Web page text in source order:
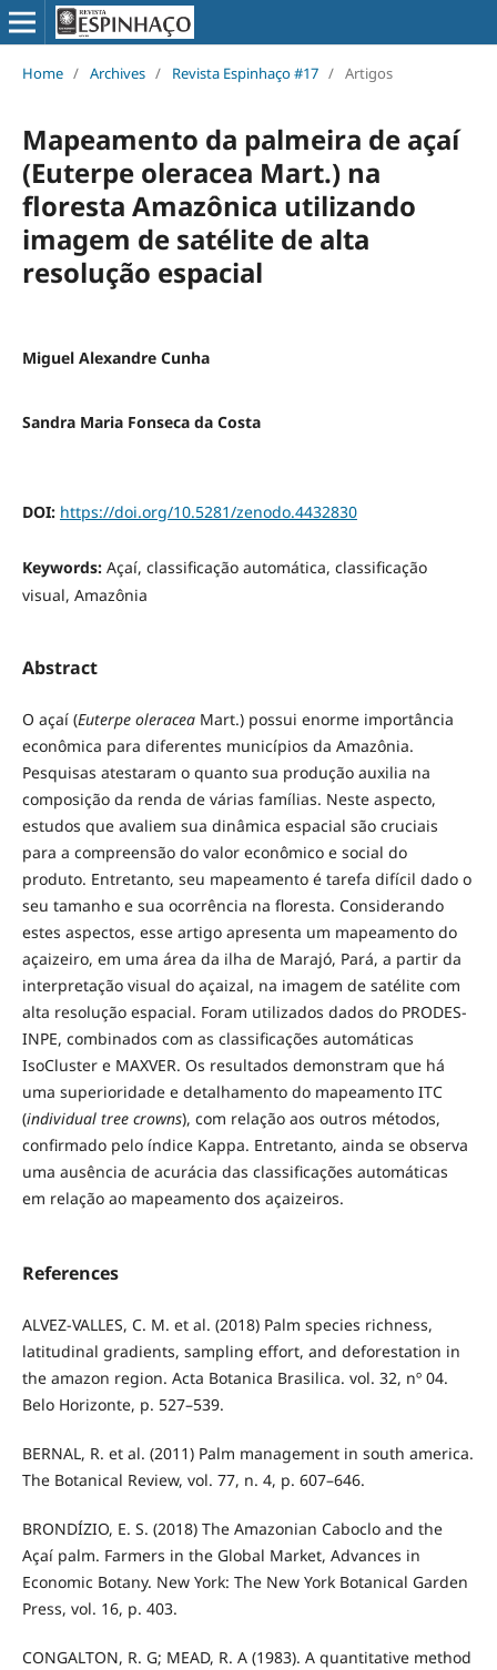
Home / Archives / Revista Espinhaço #17 / Artigos
Mapeamento da palmeira de açaí
(Euterpe oleracea Mart.) na
floresta Amazônica utilizando
imagem de satélite de alta
resolução espacial
Miguel Alexandre Cunha
Sandra Maria Fonseca da Costa
DOI: https://doi.org/10.5281/zenodo.4432830
Keywords: Açaí, classificação automática, classificação
visual, Amazônia
Abstract
O açaí (Euterpe oleraceaMart.) possui enorme importância
econômica para diferentes municípios da Amazônia.
Pesquisas atestaram o quanto sua produção auxilia na
composição da renda de várias famílias. Neste aspecto,
estudos que avaliem sua dinâmica espacial são cruciais
para a compreensão do valor econômico e social do
produto. Entretanto, seu mapeamento é tarefa difícil dado o
seu tamanho e sua ocorrência na floresta. Considerando
estes aspectos, esse artigo apresenta um mapeamento do
açaizeiro, em uma área da ilha de Marajó, Pará, a partir da
interpretação visual do açaizal, na imagem de satélite com
alta resolução espacial. Foram utilizados dados do PRODES-
INPE, combinados com as classificações automáticas
IsoCluster e MAXVER. Os resultados demonstram que há
uma superioridade e detalhamento do mapeamento ITC
(individual tree crowns), com relação aos outros métodos,
confirmado pelo índice Kappa. Entretanto, ainda se observa
uma ausência de acurácia das classificações automáticas
em relação ao mapeamento dos açaizeiros.
References
ALVEZ-VALLES, C. M. et al. (2018) Palm species richness,
latitudinal gradients, sampling effort, and deforestation in
the amazon region. Acta Botanica Brasilica. vol. 32, nº 04.
Belo Horizonte, p. 527–539.
BERNAL, R. et al. (2011) Palm management in south america.
The Botanical Review, vol. 77, n. 4, p. 607–646.
BRONDÍZIO, E. S. (2018) The Amazonian Caboclo and the
Açaí palm. Farmers in the Global Market, Advances in
Economic Botany. New York: The New York Botanical Garden
Press, vol. 16, p. 403.
CONGALTON, R. G; MEAD, R. A (1983). A quantitative method